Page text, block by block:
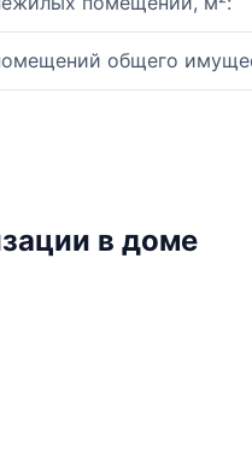
общего
в доме